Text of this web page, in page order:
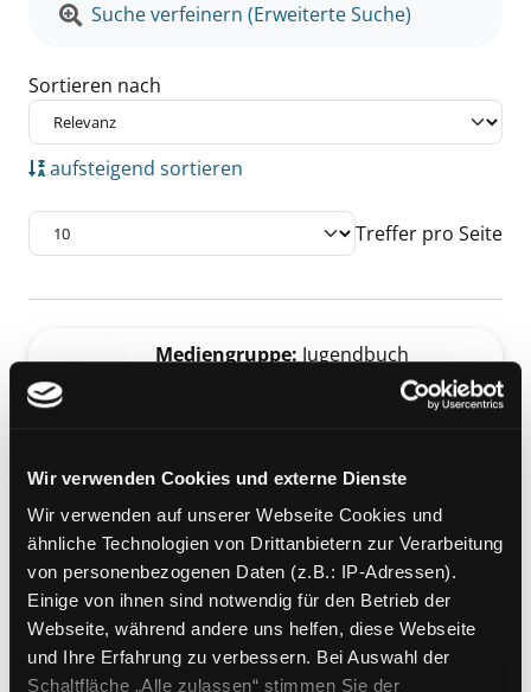
Wir verwenden Cookies und externe Dienste
Wir verwenden auf unserer Webseite Cookies und
ähnliche Technologien von Drittanbietern zur Verarbeitung
von personenbezogenen Daten (z.B.: IP-Adressen).
Einige von ihnen sind notwendig für den Betrieb der
Webseite, während andere uns helfen, diese Webseite
und Ihre Erfahrung zu verbessern. Bei Auswahl der
Schaltfläche „Alle zulassen“ stimmen Sie der
Suche verfeinern (Erweiterte Suche)
Sortieren nach
aufsteigend sortieren
Treffer pro Seite
Zu den Suchfiltern springen
Mediengruppe: Jugendbuch
Jahr:2013
Übergeordnetes Werk:
Akzeptanz
und Toleranz - Sexuelle Vielfalt
Exemplar-Details von Wie ein leeres Blatt
Mediengruppe:Belletristik
Wie ein leeres Blatt
[graphic novel]
Verfasser:BouletSuche nach diesem